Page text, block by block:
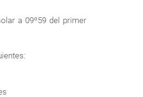
a 09º59 del primer